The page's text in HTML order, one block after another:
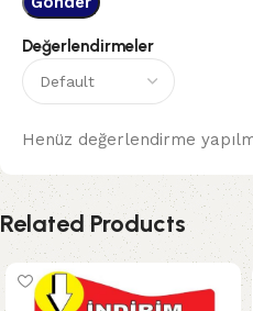
Değerlendirmeler
Henüz değerlendirme
Related Products